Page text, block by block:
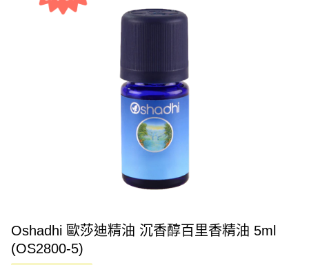
Oshadhi 歐莎迪精油 沉香醇百里香精油 5ml
(OS2800-5)